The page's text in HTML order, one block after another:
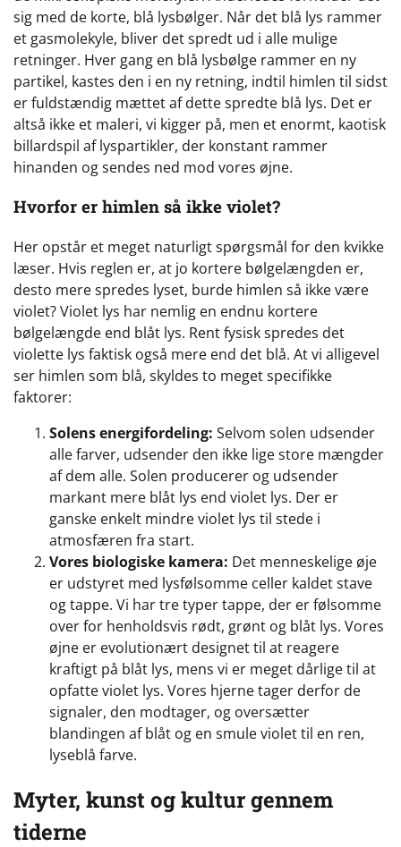
sig med de korte, blå lysbølger. Når det blå lys rammer
et gasmolekyle, bliver det spredt ud i alle mulige
retninger. Hver gang en blå lysbølge rammer en ny
partikel, kastes den i en ny retning, indtil himlen til sidst
er fuldstændig mættet af dette spredte blå lys. Det er
altså ikke et maleri, vi kigger på, men et enormt, kaotisk
billardspil af lyspartikler, der konstant rammer
hinanden og sendes ned mod vores øjne.
Hvorfor er himlen så ikke violet?
Her opstår et meget naturligt spørgsmål for den kvikke
læser. Hvis reglen er, at jo kortere bølgelængden er,
desto mere spredes lyset, burde himlen så ikke være
violet? Violet lys har nemlig en endnu kortere
bølgelængde end blåt lys. Rent fysisk spredes det
violette lys faktisk også mere end det blå. At vi alligevel
ser himlen som blå, skyldes to meget specifikke
faktorer:
Solens energifordeling: Selvom solen udsender
alle farver, udsender den ikke lige store mængder
af dem alle. Solen producerer og udsender
markant mere blåt lys end violet lys. Der er
ganske enkelt mindre violet lys til stede i
atmosfæren fra start.
Vores biologiske kamera: Det menneskelige øje
er udstyret med lysfølsomme celler kaldet stave
og tappe. Vi har tre typer tappe, der er følsomme
over for henholdsvis rødt, grønt og blåt lys. Vores
øjne er evolutionært designet til at reagere
kraftigt på blåt lys, mens vi er meget dårlige til at
opfatte violet lys. Vores hjerne tager derfor de
signaler, den modtager, og oversætter
blandingen af blåt og en smule violet til en ren,
lyseblå farve.
Myter, kunst og kultur gennem
tiderne